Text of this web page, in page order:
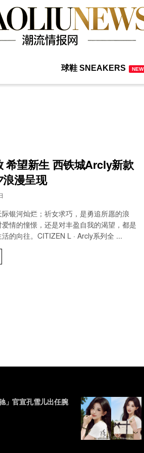
球鞋 SNEAKERS NEW
希望新生 西铁城Arcly新款
漫呈现
银河灿烂；祈女求巧，是勇追所愿的浪
情的憧憬，还是对丰盈自我的渴望，都是
的向往。CITIZEN L · Arcly系列全 ...
」官宣孔雪儿出任腕